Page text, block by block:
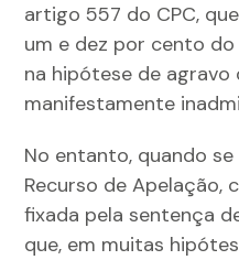
artigo 557 do CPC,
um e dez por cento
na hipótese de
manifestamente
No entanto, quando
Recurso de Apelação,
fixada pela sentença
que, em muitas